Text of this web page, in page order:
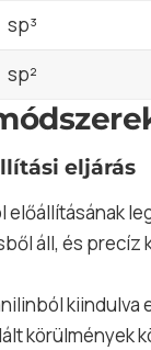
sp³
sp²
eljárás
előállításának
áll, és precíz
körülmények